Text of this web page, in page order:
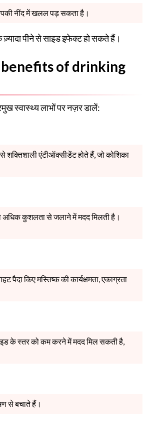
नींद में खलल पड़ सकता है।
पीने से साइड इफेक्ट हो सकते हैं।
benefits of drinking
स्वास्थ्य लाभों पर नज़र डालें:
एंटीऑक्सीडेंट होते हैं, जो कोशिका
अधिक कुशलता से जलाने में मदद मिलती है।
किए मस्तिष्क की कार्यक्षमता, एकाग्रता
के स्तर को कम करने में मदद मिल सकती है,
से बचाते हैं।